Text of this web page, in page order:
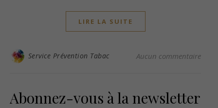
LIRE LA SUITE
Service Prévention Tabac Aucun commentaire
Abonnez-vous à la newsletter